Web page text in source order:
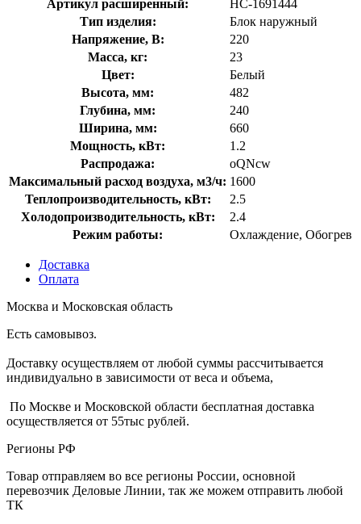
Артикул расширенный:
НС-1691444
Тип изделия:
Блок наружный
Напряжение, В:
220
Масса, кг:
23
Цвет:
Белый
Высота, мм:
482
Глубина, мм:
240
Ширина, мм:
660
Мощность, кВт:
1.2
Распродажа:
oQNcw
Максимальный расход воздуха, м3/ч: 1600
Теплопроизводительность, кВт:
2.5
Холодопроизводительность, кВт:
2.4
Режим работы:
Охлаждение, Обогрев
Доставка
Оплата
Москва и Московская область
Есть самовывоз.
Доставку осуществляем от любой суммы рассчитывается
индивидуально в зависимости от веса и объема,
По Москве и Московской области бесплатная доставка
осуществляется от 55тыс рублей.
Регионы РФ
Товар отправляем во все регионы России, основной
перевозчик Деловые Линии, так же можем отправить любой
ТК